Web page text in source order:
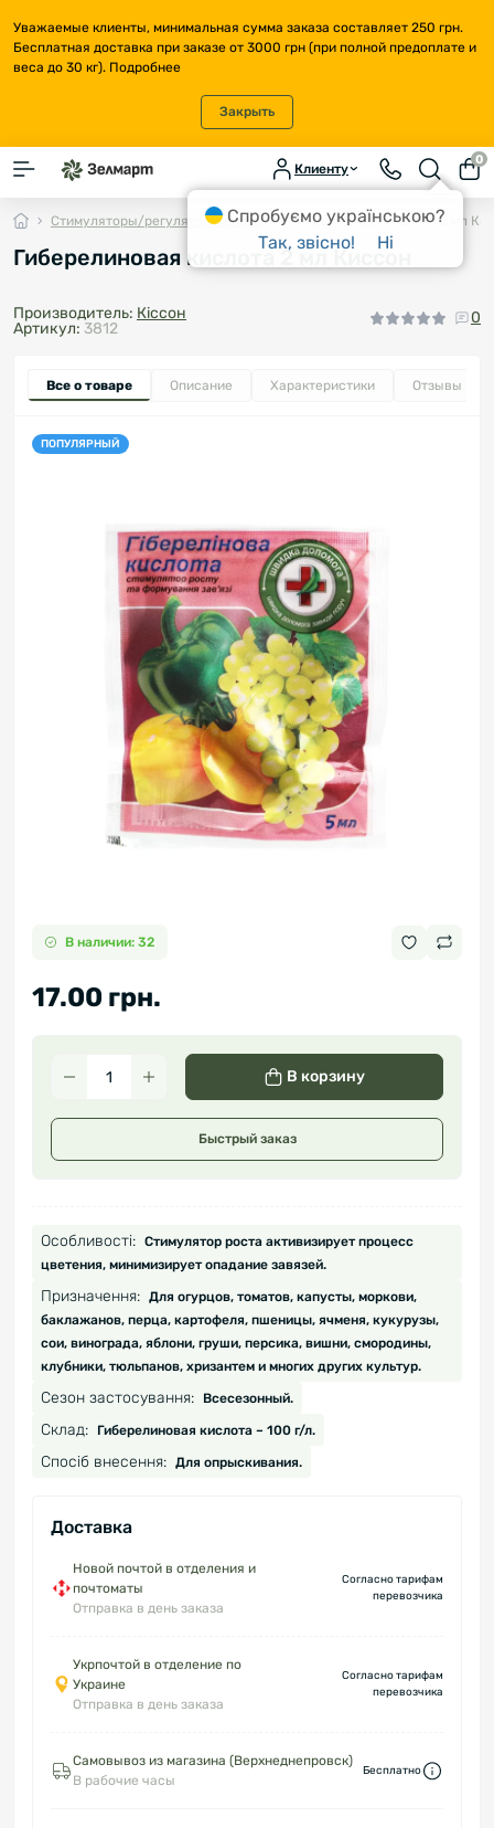
Уважаемые клиенты, минимальная сумма заказа составляет 250 грн.
Бесплатная доставка при заказе от 3000 грн (при полной предоплате и
веса до 30 кг). Подробнее
Закрыть
Клиенту
0
Стимуляторы/регуляторы роста Гиберелиновая кислота 2 мл
Гиберелиновая кислота 2 мл Киссон
Производитель: Кіссон
Артикул: 3812
0
Все о товаре Описание Характеристики Отзывы
ПОПУЛЯРНЫЙ
В наличии: 32
17.00 грн.
В корзину
Быстрый заказ
Особливості: Стимулятор роста активизирует процесс
цветения, минимизирует опадание завязей.
Призначення: Для огурцов, томатов, капусты, моркови,
баклажанов, перца, картофеля, пшеницы, ячменя, кукурузы,
сои, винограда, яблони, груши, персика, вишни, смородины,
клубники, тюльпанов, хризантем и многих других культур.
Сезон застосування: Всесезонный.
Склад: Гиберелиновая кислота – 100 г/л.
Спосіб внесення: Для опрыскивания.
Доставка
Новой почтой в отделения и
почтоматы
Отправка в день заказа
Согласно тарифам
перевозчика
Укрпочтой в отделение по
Украине
Отправка в день заказа
Согласно тарифам
перевозчика
Самовывоз из магазина (Верхнеднепровск)
В рабочие часы
Бесплатно
Спробуємо українською?
Так, звісно!
Ні